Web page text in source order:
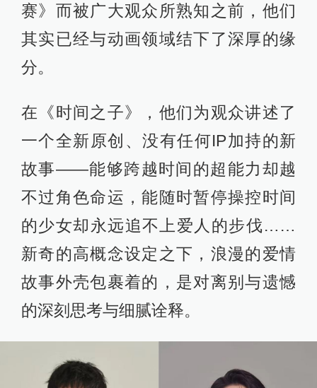
赛》而被广大观众所熟知之前，他们
其实已经与动画领域结下了深厚的缘
分。
在《时间之子》，他们为观众讲述了
一个全新原创、没有任何IP加持的新
故事——能够跨越时间的超能力却越
不过角色命运，能随时暂停操控时间
的少女却永远追不上爱人的步伐……
新奇的高概念设定之下，浪漫的爱情
故事外壳包裹着的，是对离别与遗憾
的深刻思考与细腻诠释。